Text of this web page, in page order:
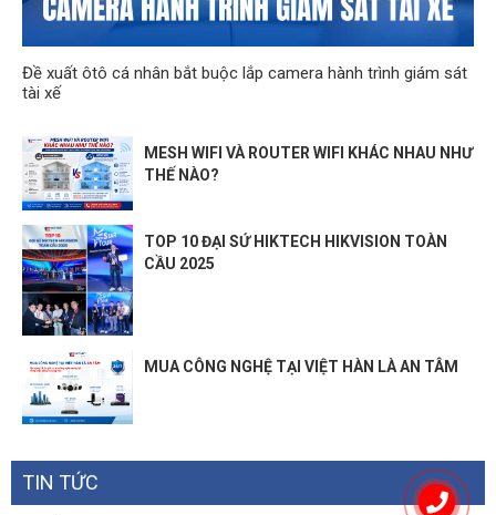
Đề xuất ôtô cá nhân bắt buộc lắp camera hành trình giám sát
tài xế
MESH WIFI VÀ ROUTER WIFI KHÁC NHAU NHƯ
THẾ NÀO?
TOP 10 ĐẠI SỨ HIKTECH HIKVISION TOÀN
CẦU 2025
MUA CÔNG NGHỆ TẠI VIỆT HÀN LÀ AN TÂM
TIN TỨC